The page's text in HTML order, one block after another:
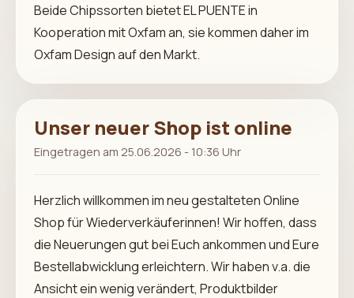
Beide Chipssorten bietet EL PUENTE in
Kooperation mit Oxfam an, sie kommen daher im
Oxfam Design auf den Markt.
Unser neuer Shop ist online
Eingetragen am 25.06.2026 - 10:36 Uhr
Herzlich willkommen im neu gestalteten Online
Shop für Wiederverkäuferinnen! Wir hoffen, dass
die Neuerungen gut bei Euch ankommen und Eure
Bestellabwicklung erleichtern. Wir haben v.a. die
Ansicht ein wenig verändert, Produktbilder